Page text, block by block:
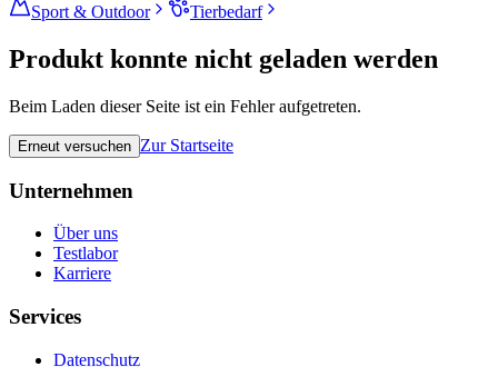
Sport & Outdoor
Tierbedarf
Produkt konnte nicht geladen werden
Beim Laden dieser Seite ist ein Fehler aufgetreten.
Erneut versuchen Zur Startseite
Unternehmen
Über uns
Testlabor
Karriere
Services
Datenschutz